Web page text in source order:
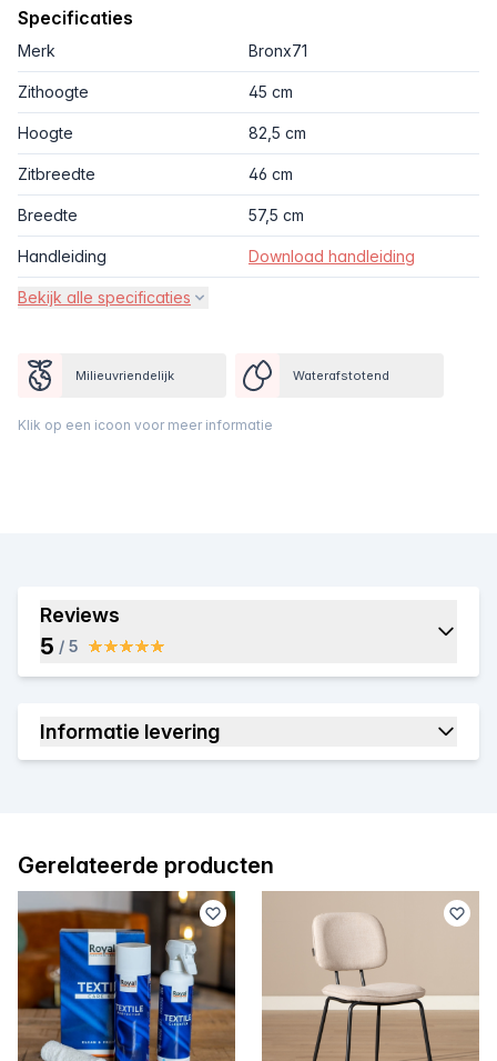
Specificaties
Merk Bronx71
Zithoogte 45 cm
Hoogte 82,5 cm
Zitbreedte 46 cm
Breedte 57,5 cm
Handleiding Download handleiding
Bekijk alle specificaties
Milieuvriendelijk Waterafstotend
Klik op een icoon voor meer informatie
Reviews
5 / 5
Informatie levering
Gerelateerde producten